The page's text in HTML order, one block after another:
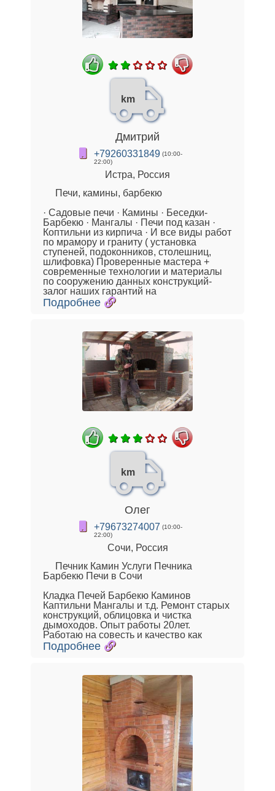
km
Дмитрий
+79260331849 (10:00-
22:00)
Истра, Россия
Печи, камины, барбекю
· Садовые печи · Камины · Беседки-
Барбекю · Мангалы · Печи под казан ·
Коптильни из кирпича · И все виды работ
по мрамору и граниту ( установка
ступеней, подоконников, столешниц,
шлифовка) Проверенные мастера +
современные технологии и материалы
по сооружению данных конструкций-
залог наших гарантий на
Подробнее
km
Олег
+79673274007 (10:00-
22:00)
Сочи, Россия
Печник Камин Услуги Печника
Барбекю Печи в Сочи
Кладка Печей Барбекю Каминов
Каптильни Мангалы и т.д. Ремонт старых
конструкций, облицовка и чистка
дымоходов. Опыт работы 20лет.
Работаю на совесть и качество как
Подробнее